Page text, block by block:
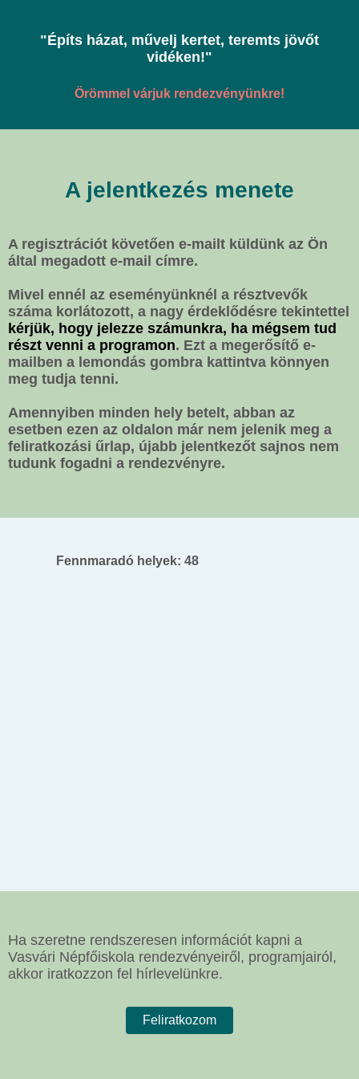
"Építs házat, művelj kertet, teremts jövőt
vidéken!"
Örömmel várjuk rendezvényünkre!
A jelentkezés menete
A regisztrációt követően e-mailt küldünk az Ön
által megadott e-mail címre.
Mivel ennél az eseményünknél a résztvevők
száma korlátozott, a nagy érdeklődésre tekintettel
kérjük, hogy jelezze számunkra, ha mégsem tud
részt venni a programon. Ezt a megerősítő e-
mailben a lemondás gombra kattintva könnyen
meg tudja tenni.
Amennyiben minden hely betelt, abban az
esetben ezen az oldalon már nem jelenik meg a
feliratkozási űrlap, újabb jelentkezőt sajnos nem
tudunk fogadni a rendezvényre.
Fennmaradó helyek: 48
Ha szeretne rendszeresen információt kapni a
Vasvári Népfőiskola rendezvényeiről, programjairól,
akkor iratkozzon fel hírlevelünkre.
Feliratkozom